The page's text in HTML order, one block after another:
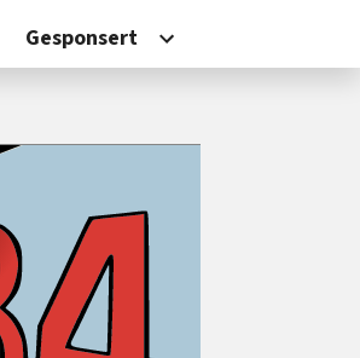
Gesponsert